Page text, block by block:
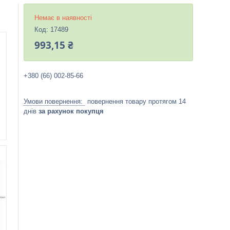
Немає в наявності
Код: 17489
993,15 ₴
+380 (66) 002-85-66
повернення товару протягом 14
днів за рахунок покупця